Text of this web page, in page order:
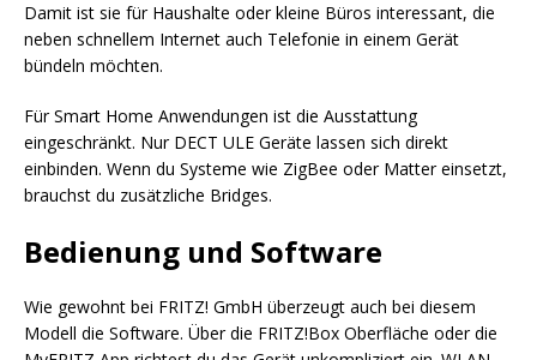
Damit ist sie für Haushalte oder kleine Büros interessant, die
neben schnellem Internet auch Telefonie in einem Gerät
bündeln möchten.
Für Smart Home Anwendungen ist die Ausstattung
eingeschränkt. Nur DECT ULE Geräte lassen sich direkt
einbinden. Wenn du Systeme wie ZigBee oder Matter einsetzt,
brauchst du zusätzliche Bridges.
Bedienung und Software
Wie gewohnt bei FRITZ! GmbH überzeugt auch bei diesem
Modell die Software. Über die FRITZ!Box Oberfläche oder die